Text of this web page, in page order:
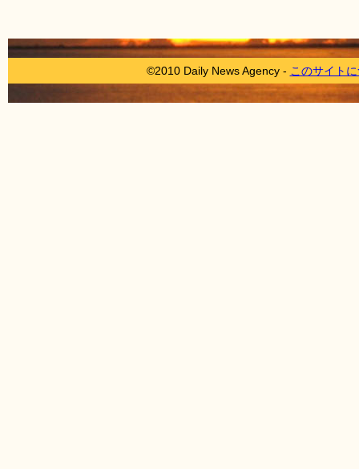
©2010 Daily News Agency - このサイト